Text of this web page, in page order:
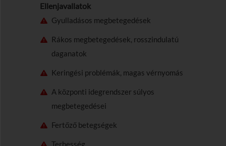
Ellenjavallatok
Gyulladásos megbetegedések
Rákos megbetegedések, rosszindulatú
daganatok
Keringési problémák, magas vérnyomás
A központi idegrendszer súlyos
megbetegedései
Fertőző betegségek
Terhesség